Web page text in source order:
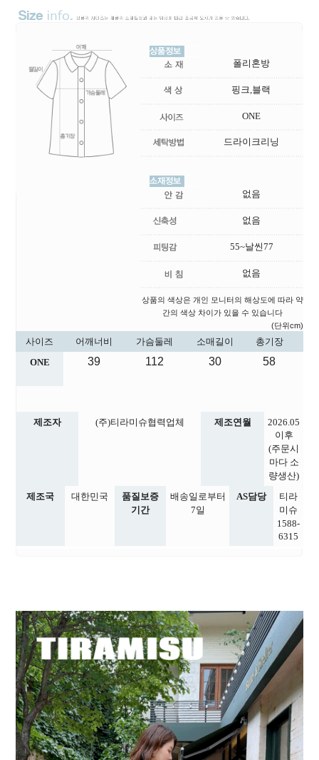
폴리혼방
핑크,블랙
ONE
드라이크리닝
없음
없음
55~날씬77
없음
상품의 색상은 개인 모니터의 해상도에 따라 약
간의 색상 차이가 있을 수 있습니다
(단위cm)
사이즈 어깨너비 가슴둘레 소매길이
총기장
ONE
39 112 30 58
제조자 (주)티라미슈협력업체 제조연월
2026.05
이후
(주문시
마다 소
량생산)
제조국
대한민국
품질보증
기간
배송일로부터
7일
AS담당
티라
미슈
1588-
6315